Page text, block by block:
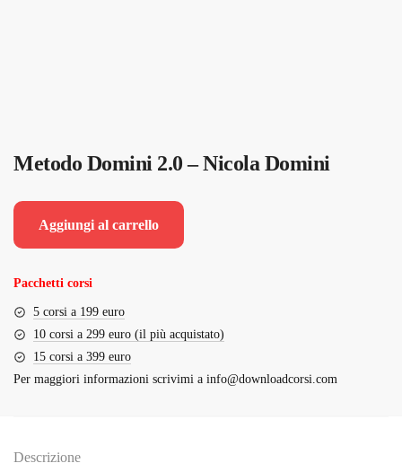
Metodo Domini 2.0 – Nicola Domini
Aggiungi al carrello
Pacchetti corsi
5 corsi a 199 euro
10 corsi a 299 euro (il più acquistato)
15 corsi a 399 euro
Per maggiori informazioni scrivimi a info@downloadcorsi.com
Descrizione